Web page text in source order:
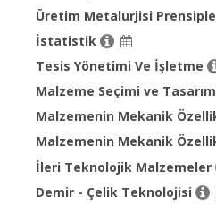
Üretim Metalurjisi
İstatistik
Tesis Yönetimi Ve İşletme
Malzeme Seçimi ve
Malzemenin Mekanik
Malzemenin Mekanik
İleri Teknolojik Malzemeler
Demir - Çelik Teknolojisi